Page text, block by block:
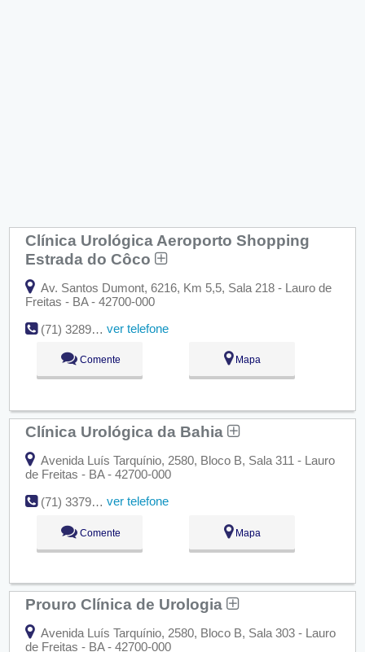
Clínica Urológica Aeroporto Shopping
Estrada do Côco
Av. Santos Dumont, 6216, Km 5,5, Sala 218 - Lauro de
Freitas - BA - 42700-000
(71) 3289-4343
ver telefone
Comente Mapa
Clínica Urológica da Bahia
Avenida Luís Tarquínio, 2580, Bloco B, Sala 311 - Lauro
de Freitas - BA - 42700-000
(71) 3379-9321
ver telefone
Comente Mapa
Prouro Clínica de Urologia
Avenida Luís Tarquínio, 2580, Bloco B, Sala 303 - Lauro
de Freitas - BA - 42700-000